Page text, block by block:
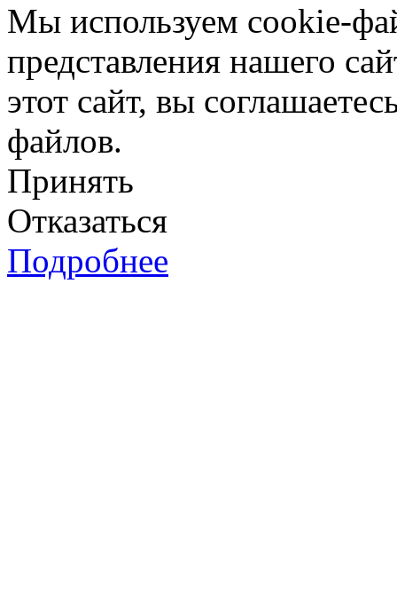
Мы используем cookie-
представления нашего
этот сайт, вы
файлов.
Принять
Отказаться
Подробнее